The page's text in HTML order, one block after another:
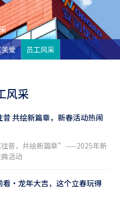
爱 员工风采
风采
昔 共绘新篇章，新春活动热闹
往昔，共绘新篇章”——2025年新
活动
·龙年大吉，这个立春玩得